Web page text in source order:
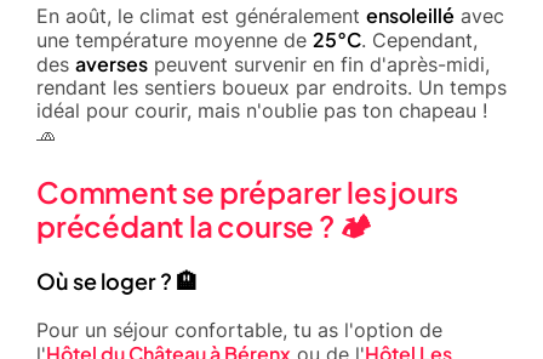
En août, le climat est généralement ensoleillé avec
une température moyenne de 25°C. Cependant,
des averses peuvent survenir en fin d'après-midi,
rendant les sentiers boueux par endroits. Un temps
idéal pour courir, mais n'oublie pas ton chapeau !
🧢
Comment se préparer les jours
précédant la course ? 🏕️
Où se loger ? 🏨
Pour un séjour confortable, tu as l'option de
l'Hôtel du Château à Bérenx ou de l'Hôtel Les